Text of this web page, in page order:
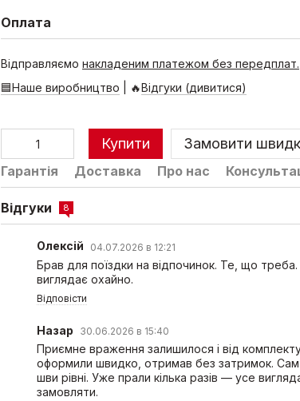
Оплата
Відправляємо накладеним платежом без передплат.
🟦Наше виробництво | 🔥Відгуки (дивитися)
Купити Замовити
Гарантія Доставка Про нас
Відгуки 8
Олексій 04.07.2026 в 12:21
Брав для поїздки на відпочинок. Те, що
виглядає охайно.
Відповісти
Назар 30.06.2026 в 15:40
Приємне враження залишилося і від
оформили швидко, отримав без затримок. Сам
шви рівні. Уже прали кілька разів — усе
замовляти.